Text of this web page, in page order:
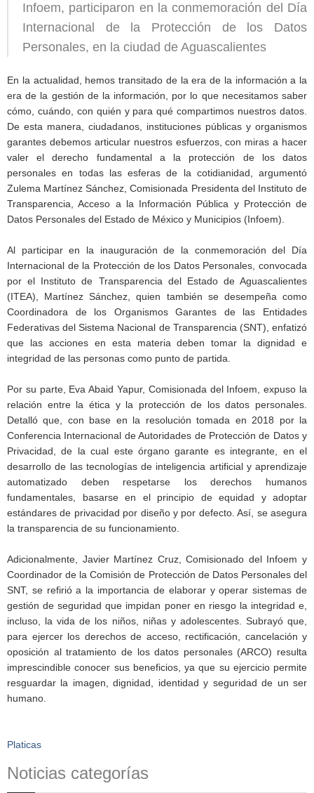
Infoem, participaron en la conmemoración del Día
Internacional de la Protección de los Datos
Personales, en la ciudad de Aguascalientes
En la actualidad, hemos transitado de la era de la información a la
era de la gestión de la información, por lo que necesitamos saber
cómo, cuándo, con quién y para qué compartimos nuestros datos.
De esta manera, ciudadanos, instituciones públicas y organismos
garantes debemos articular nuestros esfuerzos, con miras a hacer
valer el derecho fundamental a la protección de los datos
personales en todas las esferas de la cotidianidad, argumentó
Zulema Martínez Sánchez, Comisionada Presidenta del Instituto de
Transparencia, Acceso a la Información Pública y Protección de
Datos Personales del Estado de México y Municipios (Infoem).
Al participar en la inauguración de la conmemoración del Día
Internacional de la Protección de los Datos Personales, convocada
por el Instituto de Transparencia del Estado de Aguascalientes
(ITEA), Martínez Sánchez, quien también se desempeña como
Coordinadora de los Organismos Garantes de las Entidades
Federativas del Sistema Nacional de Transparencia (SNT), enfatizó
que las acciones en esta materia deben tomar la dignidad e
integridad de las personas como punto de partida.
Por su parte, Eva Abaid Yapur, Comisionada del Infoem, expuso la
relación entre la ética y la protección de los datos personales.
Detalló que, con base en la resolución tomada en 2018 por la
Conferencia Internacional de Autoridades de Protección de Datos y
Privacidad, de la cual este órgano garante es integrante, en el
desarrollo de las tecnologías de inteligencia artificial y aprendizaje
automatizado deben respetarse los derechos humanos
fundamentales, basarse en el principio de equidad y adoptar
estándares de privacidad por diseño y por defecto. Así, se asegura
la transparencia de su funcionamiento.
Adicionalmente, Javier Martínez Cruz, Comisionado del Infoem y
Coordinador de la Comisión de Protección de Datos Personales del
SNT, se refirió a la importancia de elaborar y operar sistemas de
gestión de seguridad que impidan poner en riesgo la integridad e,
incluso, la vida de los niños, niñas y adolescentes. Subrayó que,
para ejercer los derechos de acceso, rectificación, cancelación y
oposición al tratamiento de los datos personales (ARCO) resulta
imprescindible conocer sus beneficios, ya que su ejercicio permite
resguardar la imagen, dignidad, identidad y seguridad de un ser
humano.
Platicas
Noticias categorías